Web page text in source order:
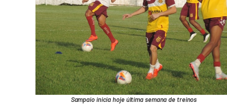
Sampaio inicia hoje última semana de treinos